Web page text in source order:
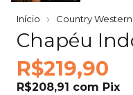
Início Country Western
Chapéu
R$219,90
R$208,91 com Pix